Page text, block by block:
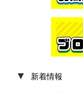
▼ 新着情報